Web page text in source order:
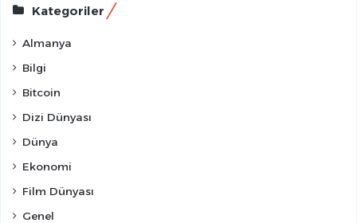
Kategoriler
Almanya
Bilgi
Bitcoin
Dizi Dünyası
Dünya
Ekonomi
Film Dünyası
Genel